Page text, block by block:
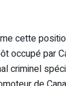
cette
occupé par
criminel